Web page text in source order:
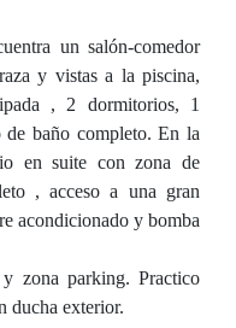
un salón-comedor
y vistas a la piscina,
, 2 dormitorios, 1
baño completo. En la
en suite con zona de
, acceso a una gran
acondicionado y bomba
zona parking. Practico
ducha exterior.